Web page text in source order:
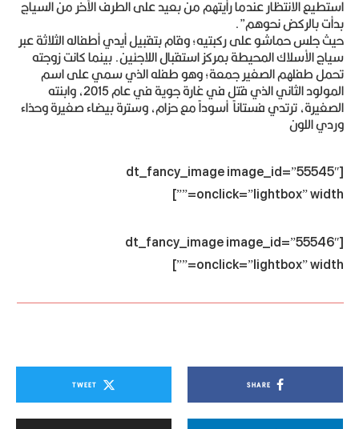
استطيع الانتظار عندما رأيتهم من بعيد على الطرف الآخر من السياج
بدأت بالركض نحوهم”.
حيث جلس حماشو على ركبتيه؛ وقام بتقبيل أيدي أطفاله الثلاثة عبر
سياج الأسلاك المحيطة بمركز استقبال اللاجئين. بينما كانت زوجته
تحمل طفلهم الصغير جمعة؛ وهو طفله الذي سمي على اسم
المولود الثاني الذي قتل في غارة جوية في عام 2015، وابنته
الصغيرة، ترتدي فستاناً أسوداً مع حزام، وسترة بيضاء صغيرة وحذاء
وردي اللون
[dt_fancy_image image_id=”55545″
onclick=”lightbox” width=””]
[dt_fancy_image image_id=”55546″
onclick=”lightbox” width=””]
SHARE
TWEET